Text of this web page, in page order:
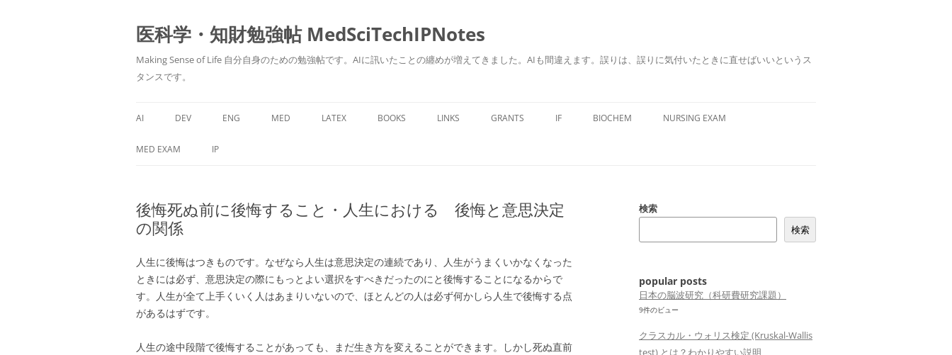
医科学・知財勉強帖 MedSciTechIPNotes
Making Sense of Life 自分自身のための勉強帖です。AIに訊いたことの纏めが増えてきました。AIも間違えます。誤りは、誤りに気付いたときに直せばいいというス
タンスです。
AI DEV ENG MED LATEX BOOKS LINKS GRANTS IF BIOCHEM NURSING EXAM
MED EXAM IP
後悔死ぬ前に後悔すること・人生における 後悔と意思決定
の関係
人生に後悔はつきものです。なぜなら人生は意思決定の連続であり、人生がうまくいかなくなった
ときには必ず、意思決定の際にもっとよい選択をすべきだったのにと後悔することになるからで
す。人生が全て上手くいく人はあまりいないので、ほとんどの人は必ず何かしら人生で後悔する点
があるはずです。
人生の途中段階で後悔することがあっても、まだ生き方を変えることができます。しかし死ぬ直前
検索
検索
popular posts
日本の脳波研究（科研費研究課題）
9件のビュー
クラスカル・ウォリス検定 (Kruskal-Wallis
test) とは？わかりやすい説明